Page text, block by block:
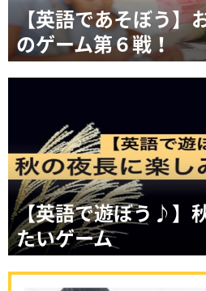
【英語であそぼう】
のゲーム第６戦！
【英語で遊ぼう♪】
たいゲーム